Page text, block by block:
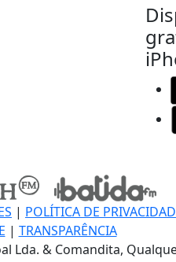
| POLÍTICA DE
| TRANSPARÊNCIA
Lda. & Comandita,